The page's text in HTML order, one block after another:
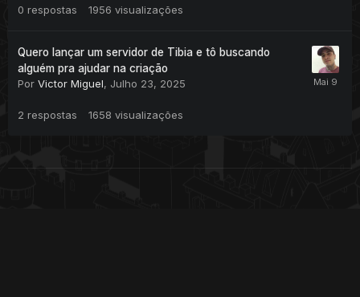
0 respostas 1956 visualizações
Quero lançar um servidor de Tibia e tô buscando
alguém pra ajudar na criação
Por Victor Miguel, Julho 23, 2025
2 respostas 1658 visualizações